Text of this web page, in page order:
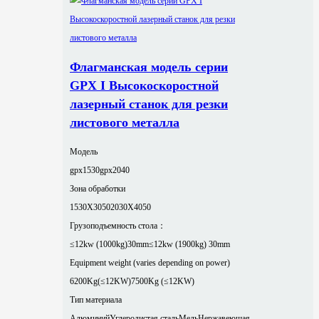
Флагманская модель серии
GPX I Высокоскоростной
лазерный станок для резки
листового металла
Модель
gpx1530gpx2040
Зона обработки
1530X30502030X4050
Грузоподъемность стола：
≤12kw (1000kg)30mm≤12kw (1900kg) 30mm
Equipment weight (varies depending on power)
6200Kg(≤12KW)7500Kg (≤12KW)
Тип материала